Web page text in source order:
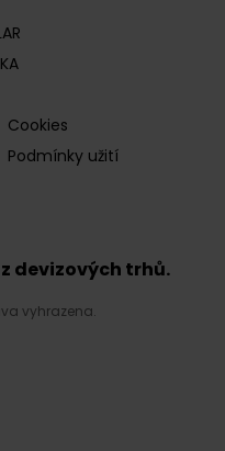
Cookies
Podmínky užití
devizových trhů.
vyhrazena.